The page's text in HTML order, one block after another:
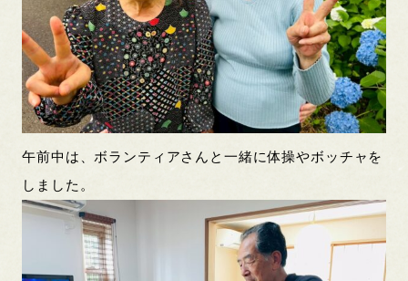
午前中は、ボランティアさんと一緒に体操やボッチャを
しました。